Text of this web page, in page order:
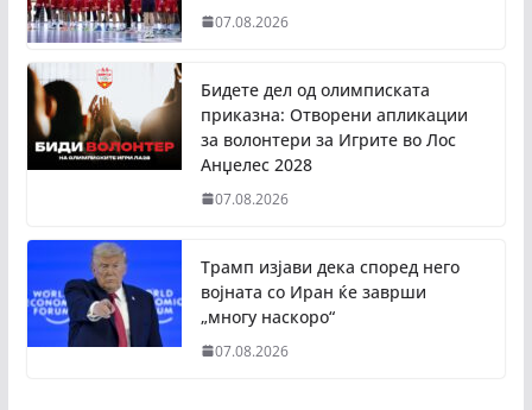
07.08.2026
Бидете дел од олимписката
приказна: Отворени апликации
за волонтери за Игрите во Лос
Анџелес 2028
07.08.2026
Трамп изјави дека според него
војната со Иран ќе заврши
„многу наскоро“
07.08.2026